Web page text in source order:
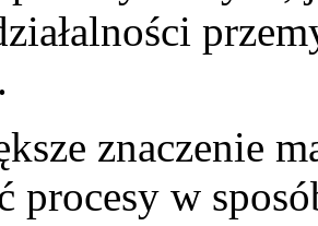
znaczenie
procesy w